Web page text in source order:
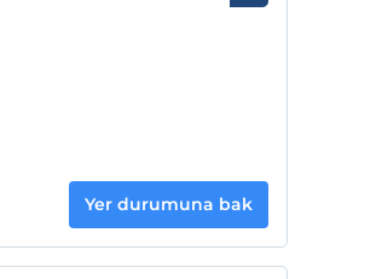
Yer durumuna bak